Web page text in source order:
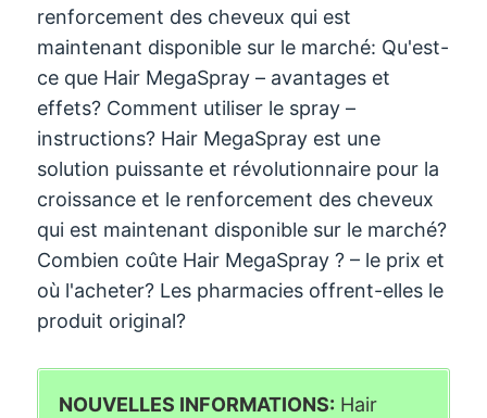
renforcement des cheveux qui est
maintenant disponible sur le marché: Qu'est-
ce que Hair MegaSpray – avantages et
effets? Comment utiliser le spray –
instructions? Hair MegaSpray est une
solution puissante et révolutionnaire pour la
croissance et le renforcement des cheveux
qui est maintenant disponible sur le marché?
Combien coûte Hair MegaSpray ? – le prix et
où l'acheter? Les pharmacies offrent-elles le
produit original?
NOUVELLES INFORMATIONS: Hair